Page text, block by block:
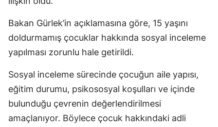
Bakan Gürlek’in açıklamasına göre, 15 yaşını
doldurmamış çocuklar hakkında sosyal inceleme
yapılması zorunlu hale getirildi.
Sosyal inceleme sürecinde çocuğun aile yapısı,
eğitim durumu, psikososyal koşulları ve içinde
bulunduğu çevrenin değerlendirilmesi
amaçlanıyor. Böylece çocuk hakkındaki adli